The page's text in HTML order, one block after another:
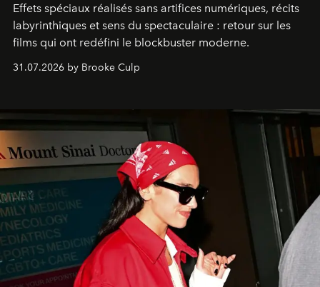
Effets spéciaux réalisés sans artifices numériques, récits
labyrinthiques et sens du spectaculaire : retour sur les
films qui ont redéfini le blockbuster moderne.
31.07.2026 by Brooke Culp